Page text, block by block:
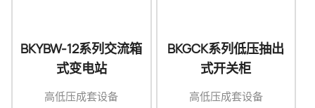
BKYBW-12系列交流箱
式变电站
高低压成套设备
BKGCK系列低压抽出
式开关柜
高低压成套设备